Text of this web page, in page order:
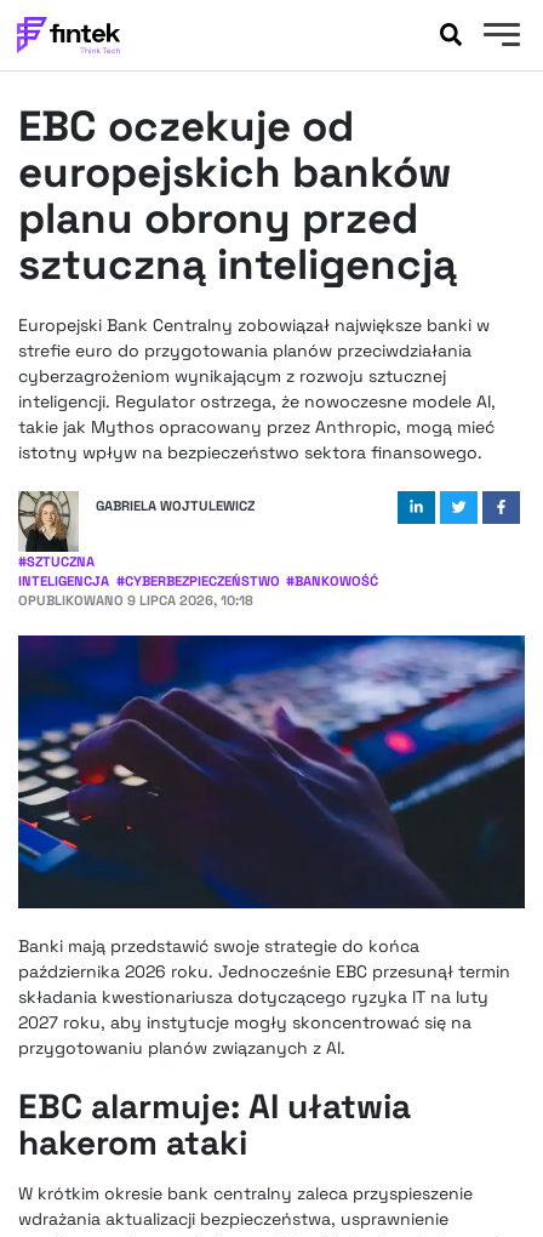
BANKOWOŚĆ
FELIETONY
WYWIADY
LEGAL
FINTEKEXTRA
OKIEM EKSPERTA
EBC oczekuje od
europejskich banków
planu obrony przed
sztuczną inteligencją
Europejski Bank Centralny zobowiązał największe banki w
strefie euro do przygotowania planów przeciwdziałania
cyberzagrożeniom wynikającym z rozwoju sztucznej
inteligencji. Regulator ostrzega, że nowoczesne modele AI,
takie jak Mythos opracowany przez Anthropic, mogą mieć
istotny wpływ na bezpieczeństwo sektora finansowego.
GABRIELA WOJTULEWICZ
#SZTUCZNA
INTELIGENCJA #CYBERBEZPIECZEŃSTWO #BANKOWOŚĆ
OPUBLIKOWANO 9 LIPCA 2026, 10:18
Banki mają przedstawić swoje strategie do końca
października 2026 roku. Jednocześnie EBC przesunął termin
składania kwestionariusza dotyczącego ryzyka IT na luty
2027 roku, aby instytucje mogły skoncentrować się na
przygotowaniu planów związanych z AI.
EBC alarmuje: AI ułatwia
hakerom ataki
W krótkim okresie bank centralny zaleca przyspieszenie
wdrażania aktualizacji bezpieczeństwa, usprawnienie